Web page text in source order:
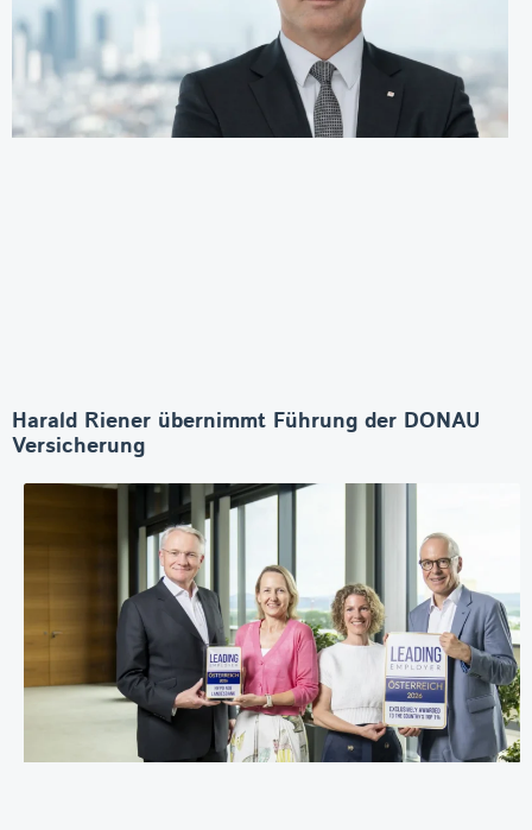
Harald Riener übernimmt Führung der DONAU
Versicherung